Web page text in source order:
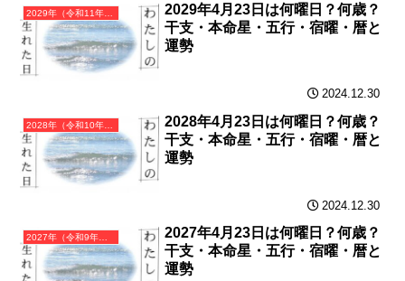
2029年（令和11年）己酉（つちのととり）・酉年（とり年）カレンダー（月曜はじまり）
2029年4月23日は何曜日？何歳？
干支・本命星・五行・宿曜・暦と
運勢
2024.12.30
2028年（令和10年）戊申（つちのえさる）・申年（さる年）カレンダー（月曜はじまり）
2028年4月23日は何曜日？何歳？
干支・本命星・五行・宿曜・暦と
運勢
2024.12.30
2027年（令和9年）丁未（ひのとひつじ）・未年（ひつじ年）カレンダー（月曜はじまり）
2027年4月23日は何曜日？何歳？
干支・本命星・五行・宿曜・暦と
運勢